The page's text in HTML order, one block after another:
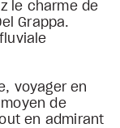
le charme de
Grappa.
voyager en
de
en admirant